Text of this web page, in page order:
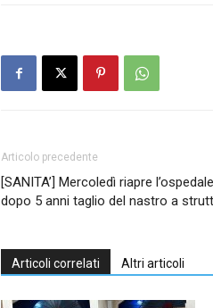
Articolo precedente
[SANITA’] Mercoledì riapre
dopo 5 anni taglio del nastro a
Articoli correlati Altri articoli